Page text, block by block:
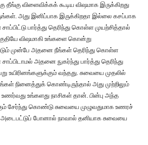
தீங்கு விளைவிக்கக் கூடிய விஷமாக இருக்கிறது
அது இனிப்பாக இருக்கிறதா இல்லை கசப்பாக
பார்த்து தெரிந்து கொள்ள முயற்சித்தால்
விஷமாகி உங்களை கொன்று
முன்பே அதனை நீங்கள் தெரிந்து கொள்ள
அதனை நுகர்ந்து பார்த்து தெரிந்து
உயிரினங்களுக்கும் வந்தது. சுவையை முதலில்
நினைத்துக் கொண்டிருந்தால் அது முற்றிலும்
உங்களது நாசிகள் தான். பின்பு அந்த
சேர்ந்து கொண்டு சுவையை முழுவதுமாக உணரச்
அடைபட்டுப் போனால் நாவால் தனியாக சுவையை